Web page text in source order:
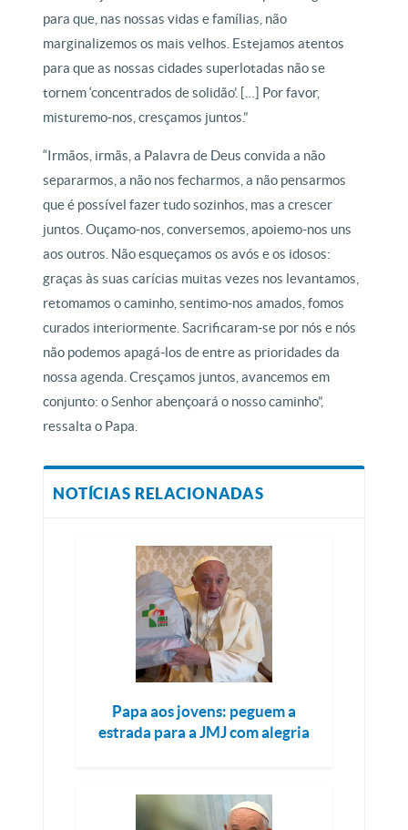
para que, nas nossas vidas e famílias, não
marginalizemos os mais velhos. Estejamos atentos
para que as nossas cidades superlotadas não se
tornem ‘concentrados de solidão’. […] Por favor,
misturemo-nos, cresçamos juntos.”
“Irmãos, irmãs, a Palavra de Deus convida a não
separarmos, a não nos fecharmos, a não pensarmos
que é possível fazer tudo sozinhos, mas a crescer
juntos. Ouçamo-nos, conversemos, apoiemo-nos uns
aos outros. Não esqueçamos os avós e os idosos:
graças às suas carícias muitas vezes nos levantamos,
retomamos o caminho, sentimo-nos amados, fomos
curados interiormente. Sacrificaram-se por nós e nós
não podemos apagá-los de entre as prioridades da
nossa agenda. Cresçamos juntos, avancemos em
conjunto: o Senhor abençoará o nosso caminho”,
ressalta o Papa.
NOTÍCIAS RELACIONADAS
Papa aos jovens: peguem a
estrada para a JMJ com alegria